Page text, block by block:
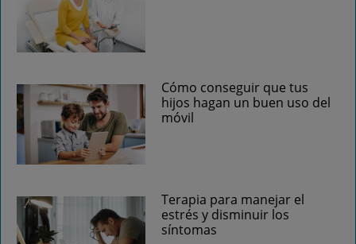
Cómo conseguir que tus
hijos hagan un buen uso del
móvil
Terapia para manejar el
estrés y disminuir los
síntomas